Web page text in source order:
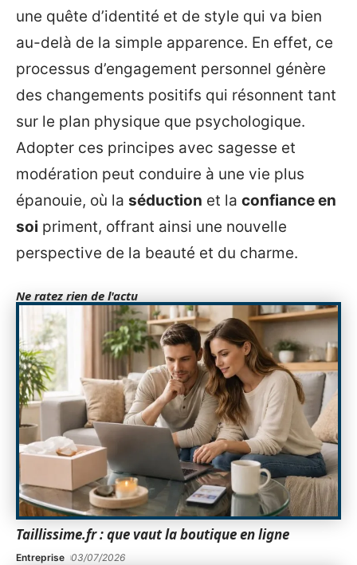
une quête d’identité et de style qui va bien
au-delà de la simple apparence. En effet, ce
processus d’engagement personnel génère
des changements positifs qui résonnent tant
sur le plan physique que psychologique.
Adopter ces principes avec sagesse et
modération peut conduire à une vie plus
épanouie, où la séduction et la confiance en
soi priment, offrant ainsi une nouvelle
perspective de la beauté et du charme.
Ne ratez rien de l'actu
Taillissime.fr : que vaut la boutique en ligne
Entreprise 03/07/2026